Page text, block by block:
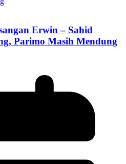
Erwin – Sahid
Parimo Masih Mendung